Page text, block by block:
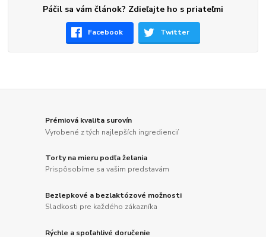
Páčil sa vám článok? Zdieľajte ho s priateľmi
Facebook Twitter
Prémiová kvalita surovín
Vyrobené z tých najlepších ingrediencií
Torty na mieru podľa želania
Prispôsobíme sa vašim predstavám
Bezlepkové a bezlaktózové možnosti
Sladkosti pre každého zákazníka
Rýchle a spoľahlivé doručenie